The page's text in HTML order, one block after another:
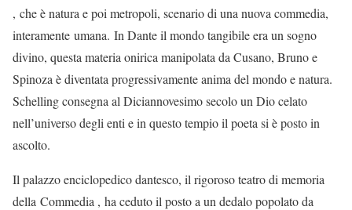
, che è natura e poi metropoli, scenario di una nuova commedia,
interamente umana. In Dante il mondo tangibile era un sogno
divino, questa materia onirica manipolata da Cusano, Bruno e
Spinoza è diventata progressivamente anima del mondo e natura.
Schelling consegna al Diciannovesimo secolo un Dio celato
nell’universo degli enti e in questo tempio il poeta si è posto in
ascolto.
Il palazzo enciclopedico dantesco, il rigoroso teatro di memoria
della Commedia , ha ceduto il posto a un dedalo popolato da